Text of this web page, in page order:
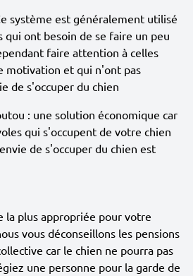
système est généralement utilisé
qui ont besoin de se faire un peu
faire attention à celles
motivation et qui n'ont pas
de s'occuper du chien
: une solution économique car
qui s'occupent de votre chien
de s'occuper du chien est
la plus appropriée pour votre
vous déconseillons les pensions
car le chien ne pourra pas
une personne pour la garde de